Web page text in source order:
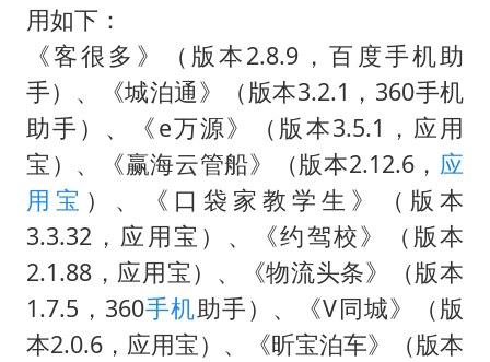
用如下：
《客很多》（版本2.8.9，百度手机助
手）、《城泊通》（版本3.2.1，360手机
助手）、《e万源》（版本3.5.1，应用
宝）、《赢海云管船》（版本2.12.6， 应
用宝 ）、《口袋家教学生》（版本
3.3.32，应用宝）、《约驾校》（版本
2.1.88，应用宝）、《物流头条》（版本
1.7.5，360手机助手）、《V同城》（版
本2.0.6，应用宝）、《昕宝泊车》（版本